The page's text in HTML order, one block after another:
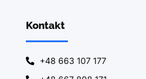
Kontakt
+48 663 107 177